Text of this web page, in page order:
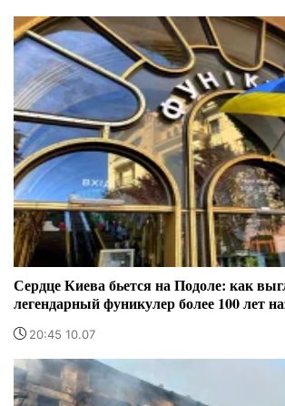
Сердце Киева бьется на Подоле: как
легендарный фуникулер более 100 лет
20:45 10.07